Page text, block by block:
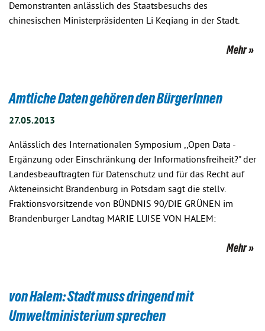
Demonstranten anlässlich des Staatsbesuchs des
chinesischen Ministerpräsidenten Li Keqiang in der Stadt.
Mehr
Amtliche Daten gehören den BürgerInnen
27.05.2013
Anlässlich des Internationalen Symposium ,,Open Data -
Ergänzung oder Einschränkung der Informationsfreiheit?" der
Landesbeauftragten für Datenschutz und für das Recht auf
Akteneinsicht Brandenburg in Potsdam sagt die stellv.
Fraktionsvorsitzende von BÜNDNIS 90/DIE GRÜNEN im
Brandenburger Landtag MARIE LUISE VON HALEM:
Mehr
von Halem: Stadt muss dringend mit
Umweltministerium sprechen